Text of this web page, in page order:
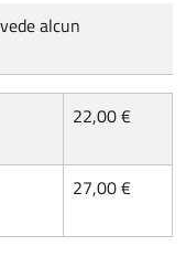
alcun
22,00 €
27,00 €